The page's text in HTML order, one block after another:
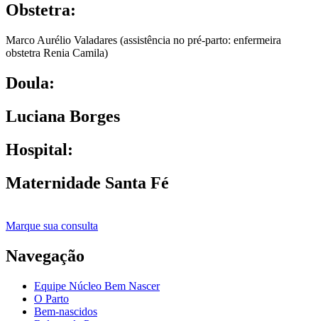
Obstetra:
Marco Aurélio Valadares (assistência no pré-parto: enfermeira
obstetra Renia Camila)
Doula:
Luciana Borges
Hospital:
Maternidade Santa Fé
Marque sua consulta
Navegação
Equipe Núcleo Bem Nascer
O Parto
Bem-nascidos